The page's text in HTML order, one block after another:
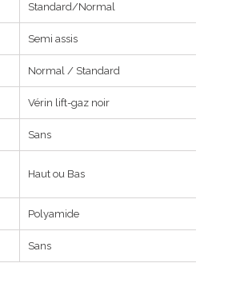
Standard/Normal
Semi assis
Normal / Standard
Vérin lift-gaz noir
Sans
Haut ou Bas
Polyamide
Sans